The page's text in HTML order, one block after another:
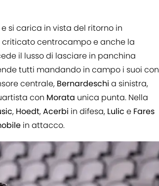
si carica in vista del ritorno in
criticato centrocampo e anche la
il lusso di lasciare in panchina
tutti mandando in campo i suoi con
centrale, Bernardeschi a sinistra,
con Morata unica punta. Nella
, Hoedt,Acerbi in difesa, Lulic e Fares
in attacco.